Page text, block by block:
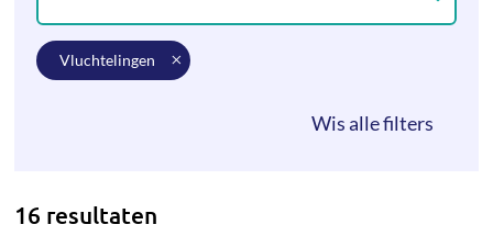
vluchtelingen
16 resultaten